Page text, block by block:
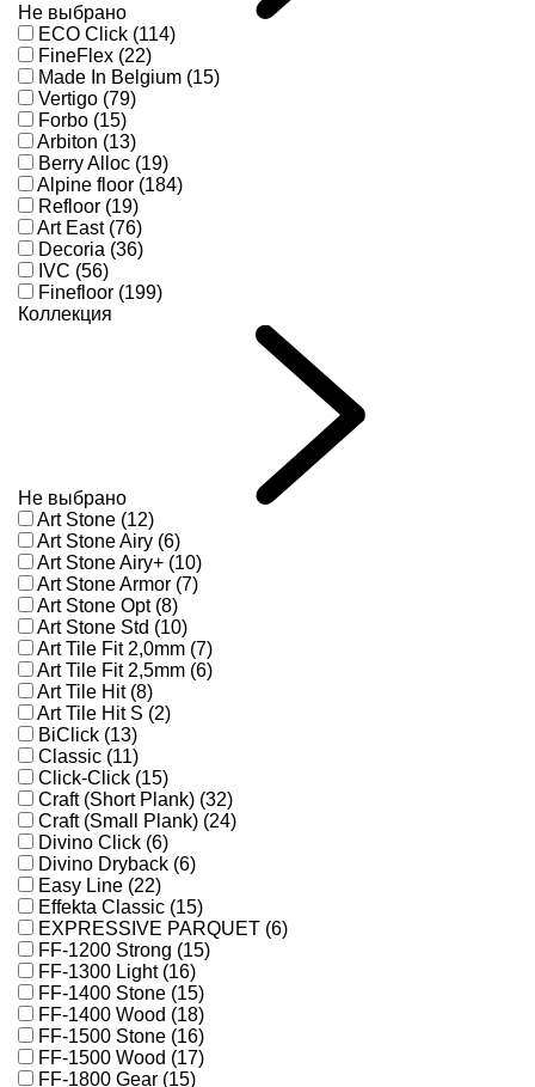
Не выбрано
ECO Click (114)
FineFlex (22)
Made In Belgium (15)
Vertigo (79)
Forbo (15)
Arbiton (13)
Berry Alloc (19)
Alpine floor (184)
Refloor (19)
Art East (76)
Decoria (36)
IVC (56)
Finefloor (199)
Коллекция
Не выбрано
Art Stone (12)
Art Stone Airy (6)
Art Stone Airy+ (10)
Art Stone Armor (7)
Art Stone Opt (8)
Art Stone Std (10)
Art Tile Fit 2,0mm (7)
Art Tile Fit 2,5mm (6)
Art Tile Hit (8)
Art Tile Hit S (2)
BiClick (13)
Classic (11)
Click-Click (15)
Craft (Short Plank) (32)
Craft (Small Plank) (24)
Divino Click (6)
Divino Dryback (6)
Easy Line (22)
Effekta Classic (15)
EXPRESSIVE PARQUET (6)
FF-1200 Strong (15)
FF-1300 Light (16)
FF-1400 Stone (15)
FF-1400 Wood (18)
FF-1500 Stone (16)
FF-1500 Wood (17)
FF-1800 Gear (15)